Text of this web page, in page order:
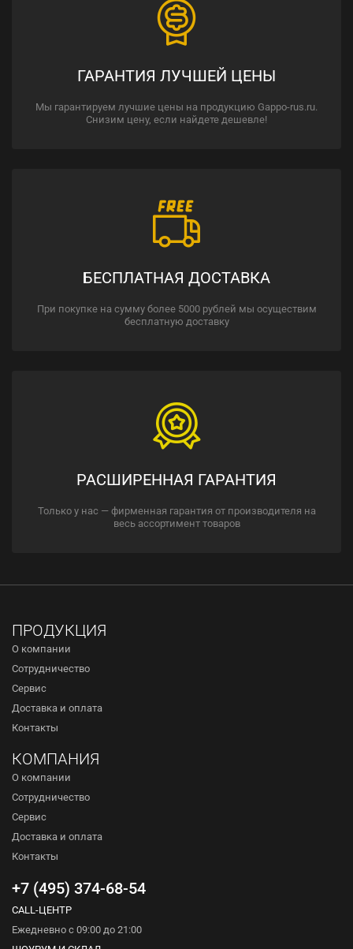
ГАРАНТИЯ ЛУЧШЕЙ ЦЕНЫ
Мы гарантируем лучшие цены на продукцию Gappo-rus.ru.
Снизим цену, если найдете дешевле!
БЕСПЛАТНАЯ ДОСТАВКА
При покупке на сумму более 5000 рублей мы осуществим
бесплатную доставку
РАСШИРЕННАЯ ГАРАНТИЯ
Только у нас — фирменная гарантия от производителя на
весь ассортимент товаров
ПРОДУКЦИЯ
О компании
Сотрудничество
Сервис
Доставка и оплата
Контакты
КОМПАНИЯ
О компании
Сотрудничество
Сервис
Доставка и оплата
Контакты
+7 (495) 374-68-54
CALL-ЦЕНТР
Ежедневно с 09:00 до 21:00